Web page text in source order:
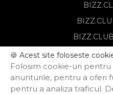
BIZZ.CLUB
🍪 Acest site foloseste
Folosim cookie-uri
anunturile, pentru a oferi
pentru a analiza traficul.